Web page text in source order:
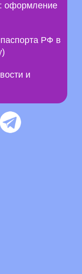
оформление
РФ в
и